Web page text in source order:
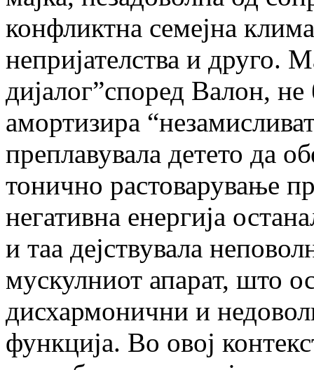
конфликтна семејна
непријателства и друго.
дијалог”според Валон, не
амортизира
преплавувала детето да
тонично растоварување
негативна енергија
и таа дејствувала
мускулниот апарат, што
дисхармонични и
функција. Во овој